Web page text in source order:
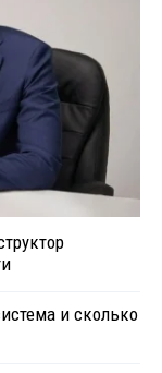
и сколько